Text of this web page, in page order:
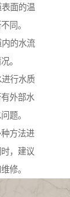
面的温
同。
的水流
。
行水质
外部水
题。
方法进
，建议
修。